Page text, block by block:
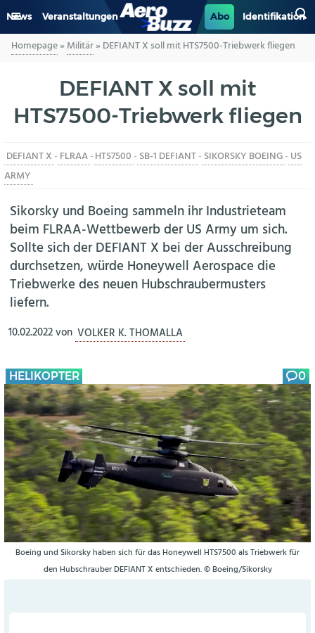
News Veranstaltungen Abo Identifikation
GENERAL AVIATION
LUFTVERKEHR
MILITÄR
HELIKOPTER
BERUFE
AERO-KULTUR
Homepage»Militär»DEFIANT X soll mit HTS7500-Triebwerk fliegen
DEFIANT X soll mit
HTS7500-Triebwerk fliegen
DEFIANT X - FLRAA-HTS7500 - SB-1 DEFIANT- SIKORSKY BOEING- US
ARMY
Sikorsky und Boeing sammeln ihr Industrieteam
beim FLRAA-Wettbewerb der US Army um sich.
Sollte sich der DEFIANT X bei der Ausschreibung
durchsetzen, würde Honeywell Aerospace die
Triebwerke des neuen Hubschraubermusters
liefern.
10.02.2022von VOLKER K. THOMALLA
HELIKOPTER 0
Boeing und Sikorsky haben sich für das Honeywell HTS7500 als Triebwerk für
den Hubschrauber DEFIANT X entschieden. © Boeing/Sikorsky